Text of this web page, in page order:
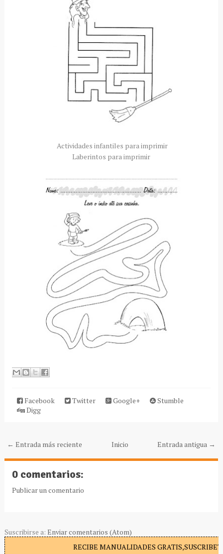
Actividades infantiles para imprimir
Laberintos para imprimir
Facebook Twitter Google+
Stumble
Digg
← Entrada más reciente Entrada antigua →
Inicio
0 comentarios:
Publicar un comentario
Suscribirse a: Enviar comentarios (Atom)
RECIBE MANUALIDADES